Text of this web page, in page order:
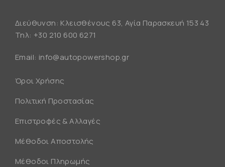
Διεύθυνση: Κλεισθένους 63, Αγία Παρασκευή 153 43
Τηλ: +30 210 600 6271
Email: info@autopowershop.gr
Όροι Χρήσης
Πολιτική Προστασίας
Επιστροφές & Αλλαγές
Μέθοδοι Αποστολής
Μέθοδοι Πληρωμής